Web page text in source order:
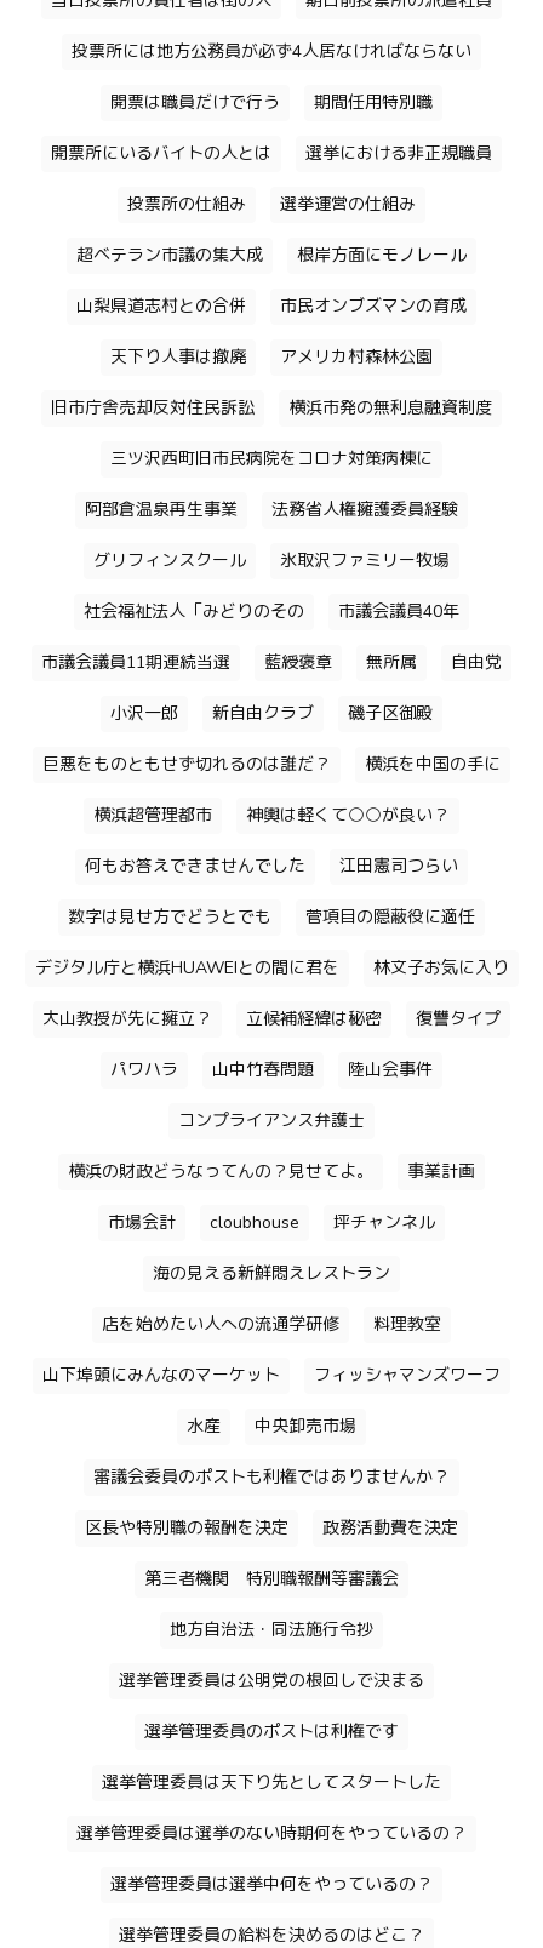
投票所には地方公務員が必ず4人居なければならない
開票は職員だけで行う 期間任用特別職
開票所にいるバイトの人とは 選挙における非正規職員
投票所の仕組み 選挙運営の仕組み
超ベテラン市議の集大成 根岸方面にモノレール
山梨県道志村との合併 市民オンブズマンの育成
天下り人事は撤廃 アメリカ村森林公園
旧市庁舎売却反対住民訴訟 横浜市発の無利息融資制度
三ツ沢西町旧市民病院をコロナ対策病棟に
阿部倉温泉再生事業 法務省人権擁護委員経験
グリフィンスクール 氷取沢ファミリー牧場
社会福祉法人「みどりのその 市議会議員40年
市議会議員11期連続当選 藍綬褒章 無所属 自由党
小沢一郎 新自由クラブ 磯子区御殿
巨悪をものともせず切れるのは誰だ？ 横浜を中国の手に
横浜超管理都市 神輿は軽くて○○が良い？
何もお答えできませんでした 江田憲司つらい
数字は見せ方でどうとでも 菅項目の隠蔽役に適任
デジタル庁と横浜HUAWEIとの間に君を 林文子お気に入り
大山教授が先に擁立？ 立候補経緯は秘密 復讐タイプ
パワハラ 山中竹春問題 陸山会事件
コンプライアンス弁護士
横浜の財政どうなってんの？見せてよ。 事業計画
市場会計 cloubhouse 坪チャンネル
海の見える新鮮悶えレストラン
店を始めたい人への流通学研修 料理教室
山下埠頭にみんなのマーケット フィッシャマンズワーフ
水産 中央卸売市場
審議会委員のポストも利権ではありませんか？
区長や特別職の報酬を決定 政務活動費を決定
第三者機関 特別職報酬等審議会
地方自治法・同法施行令抄
選挙管理委員は公明党の根回しで決まる
選挙管理委員のポストは利権です
選挙管理委員は天下り先としてスタートした
選挙管理委員は選挙のない時期何をやっているの？
選挙管理委員は選挙中何をやっているの？
選挙管理委員の給料を決めるのはどこ？